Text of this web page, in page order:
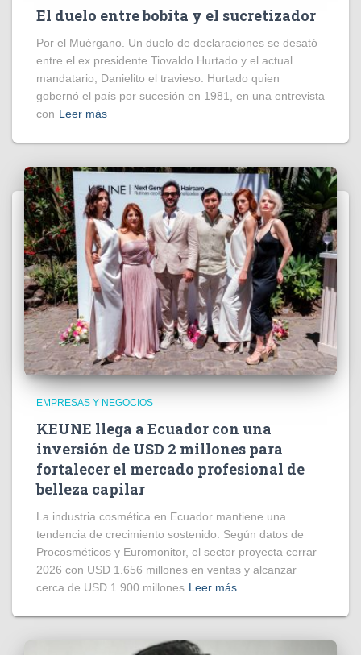
El duelo entre bobita y el sucretizador
Por el Muérgano. Un duelo de declaraciones se desató
entre el ex presidente Tiovaldo Hurtado y el actual
mandatario, Danielito el travieso. Hurtado quien
gobernó el país por sucesión en 1981, en una entrevista
con Leer más
EMPRESAS Y NEGOCIOS
KEUNE llega a Ecuador con una
inversión de USD 2 millones para
fortalecer el mercado profesional de
belleza capilar
La industria cosmética en Ecuador mantiene una
tendencia de crecimiento sostenido. Según datos de
Procosméticos y Euromonitor, el sector proyecta cerrar
2026 con USD 1.656 millones en ventas y alcanzar
cerca de USD 1.900 millones Leer más